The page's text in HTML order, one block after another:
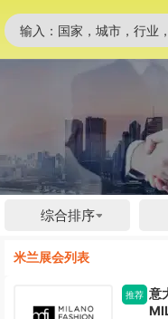
输入：国家，城市，行业
综合排序
米兰展会列表
推荐 意